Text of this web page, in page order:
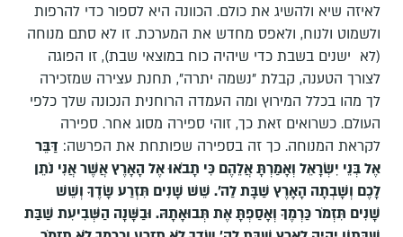
לאיזה שיא ולהשיג את כולם. הכוונה היא לספור כדי להרפות
ולשמוט ולנוח, ולאפס מחדש את המערכת. זו לא סתם מנוחה
(לא ישנים בשבת כדי שיהיה כוח במוצאי שבת), זו הפוגה
לצורך הטענה, קבלת "נשמה יתרה", תחנת עצירה שמזכירה
לך מהו בכלל המירוץ ומה העמדה הרוחנית הנכונה שלך כלפי
העולם. כשרואים זאת כך, זוהי ספירה מסוג אחר. ספירה
לקראת המנוחה. כך זה בספירה שפותחת את הפרשה: דַּבֵּר
אֶל בְּנֵי יִשְׂרָאֵל וְאָמַרְתָּ אֲלֵהֶם כִּי תָבֹאוּ אֶל הָאָרֶץ אֲשֶׁר אֲנִי נֹתֵן
לָכֶם וְשָׁבְתָה הָאָרֶץ שַׁבָּת לַה'. שֵׁשׁ שָׁנִים תִּזְרַע שָׂדֶךָ וְשֵׁשׁ
שָׁנִים תִּזְמֹר כַּרְמֶךָ וְאָסַפְתָּ אֶת תְּבוּאָתָהּ. וּבַשָּׁנָה הַשְּׁבִיעִת שַׁבַּת